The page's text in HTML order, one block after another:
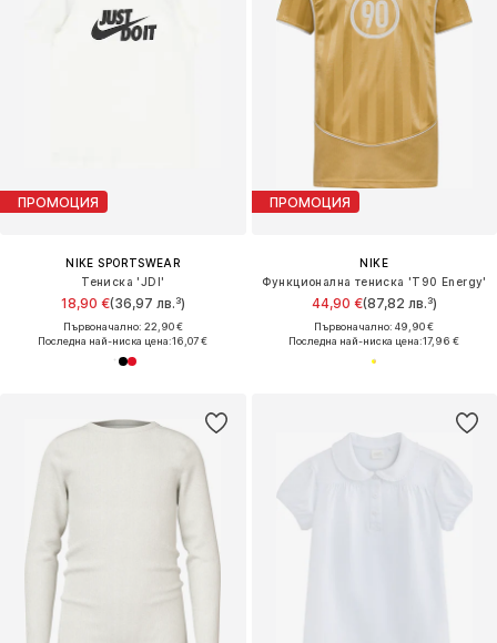
ПРОМОЦИЯ
NIKE SPORTSWEAR
Тениска 'JDI'
18,90 €(36,97 лв.³)
Първоначално: 22,90 €
Последна най-ниска цена:16,07 €
ПРОМОЦИЯ
NIKE
Функционална тениска 'T90 Energy'
44,90 €(87,82 лв.³)
Първоначално: 49,90 €
Последна най-ниска цена:17,96 €